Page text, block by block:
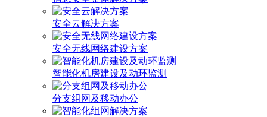
安全云解决方案
安全无线网络建设方案
智能化机房建设及动环监测
分支组网及移动办公